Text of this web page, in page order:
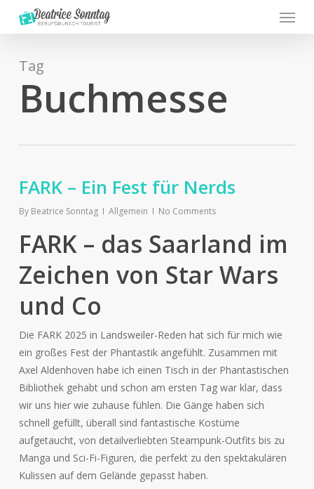
content
Menu
Tag
Buchmesse
FARK – Ein Fest für Nerds
By Beatrice Sonntag Allgemein No Comments
FARK – das Saarland im
Zeichen von Star Wars
und Co
Die FARK 2025 in Landsweiler-Reden hat sich für mich wie
ein großes Fest der Phantastik angefühlt. Zusammen mit
Axel Aldenhoven habe ich einen Tisch in der Phantastischen
Bibliothek gehabt und schon am ersten Tag war klar, dass
wir uns hier wie zuhause fühlen. Die Gänge haben sich
schnell gefüllt, überall sind fantastische Kostüme
aufgetaucht, von detailverliebten Steampunk-Outfits bis zu
Manga und Sci-Fi-Figuren, die perfekt zu den spektakulären
Kulissen auf dem Gelände gepasst haben.